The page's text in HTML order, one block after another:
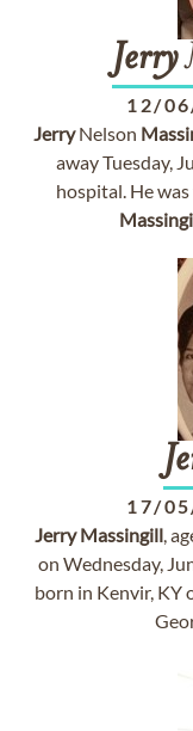
Jerry
12/
JerryNelson
away Tuesday,
hospital. He
17/
Jerry Massingill,
on Wednesday,
born in Kenvir, KY